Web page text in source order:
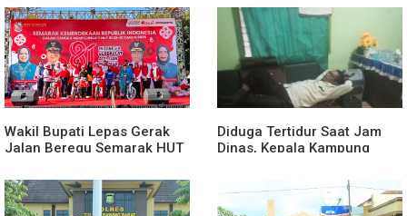
Wakil Bupati Lepas Gerak
Jalan Beregu Semarak HUT
Diduga Tertidur Saat Jam
Dinas, Kepala Kampung